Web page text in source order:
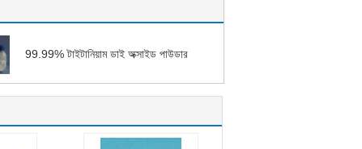
99.99% টাইটানিয়াম ডাই অক্সাইড পাউডার